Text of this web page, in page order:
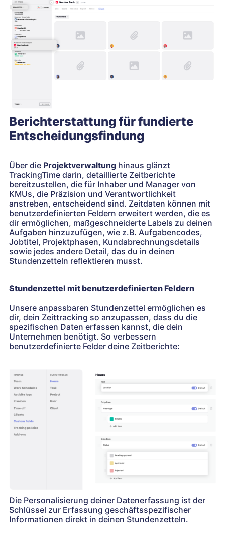
Berichterstattung für fundierte
Entscheidungsfindung
Über die Projektverwaltung hinaus glänzt
TrackingTime darin, detaillierte Zeitberichte
bereitzustellen, die für Inhaber und Manager von
KMUs, die Präzision und Verantwortlichkeit
anstreben, entscheidend sind. Zeitdaten können mit
benutzerdefinierten Feldern erweitert werden, die es
dir ermöglichen, maßgeschneiderte Labels zu deinen
Aufgaben hinzuzufügen, wie z.B. Aufgabencodes,
Jobtitel, Projektphasen, Kundabrechnungsdetails
sowie jedes andere Detail, das du in deinen
Stundenzetteln reflektieren musst.
Stundenzettel mit benutzerdefinierten Feldern
Unsere anpassbaren Stundenzettel ermöglichen es
dir, dein Zeittracking so anzupassen, dass du die
spezifischen Daten erfassen kannst, die dein
Unternehmen benötigt. So verbessern
benutzerdefinierte Felder deine Zeitberichte:
Die Personalisierung deiner Datenerfassung ist der
Schlüssel zur Erfassung geschäftsspezifischer
Informationen direkt in deinen Stundenzetteln.